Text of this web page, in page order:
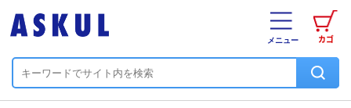
カゴ
メニュー